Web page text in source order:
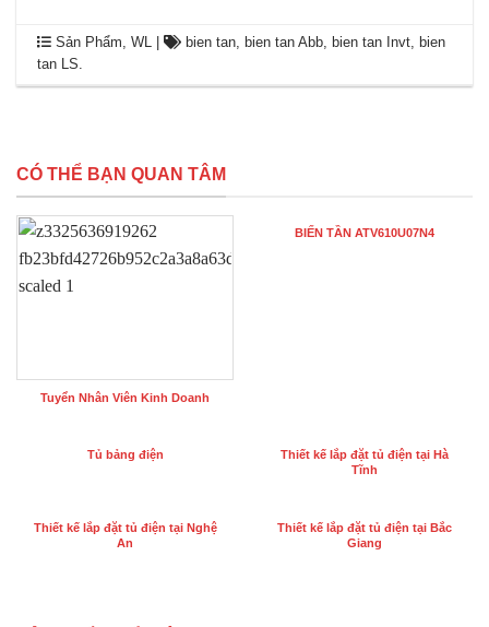
Sản Phẩm ,WL | bien tan bien tan Abb bien tan Invt
bien
tan LS
CÓ THỂ BẠN QUAN TÂM
Tuyển Nhân Viên Kinh Doanh
BIẾN TẦN ATV610U07N4
Tủ bảng điện
Thiết kế lắp đặt tủ điện tại Hà
Tĩnh
Thiết kế lắp đặt tủ điện tại Nghệ
An
Thiết kế lắp đặt tủ điện tại Bắc
Giang